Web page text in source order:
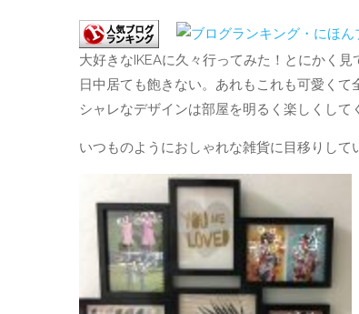
大好きなIKEAに久々行ってみた！とにかく
日中居ても飽きない。あれもこれも可愛く
シャレなデザインは部屋を明るく楽しくして
いつものようにおしゃれな雑貨に目移りして